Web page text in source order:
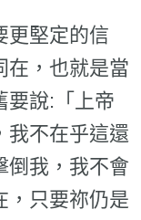
更堅定的信
在，也就是當
要說:「上帝
我不在乎這還
倒我，我不會
，只要祢仍是